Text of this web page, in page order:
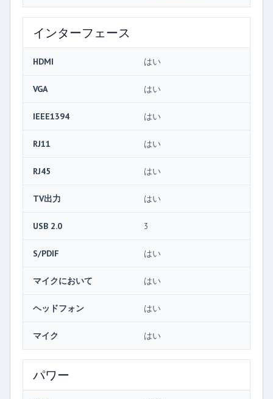
インターフェース
HDMI はい
VGA はい
IEEE1394 はい
RJ11 はい
RJ45 はい
TV出力 はい
USB 2.0 3
S/PDIF はい
マイクにおいて はい
ヘッドフォン はい
マイク はい
パワー